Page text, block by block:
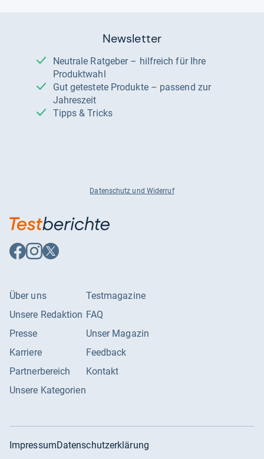
Newsletter
Neutrale Ratgeber – hilfreich für Ihre
Produktwahl
Gut getestete Produkte – passend zur
Jahreszeit
Tipps & Tricks
Datenschutz und Widerruf
Auf
Facebook
Auf
Instagram
Auf
X
Über uns
Unsere Redaktion
Presse
Karriere
Partnerbereich
Unsere Kategorien
Testmagazine
FAQ
Unser Magazin
Feedback
Kontakt
ImpressumDatenschutzerklärung